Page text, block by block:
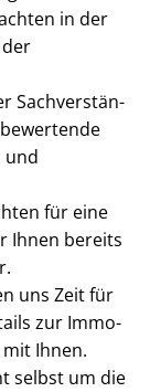
in der
Sach­ver­stän­
und
für eine
Ihnen bereits
uns Zeit für
zur Im­mo­
Ihnen.
selbst um die